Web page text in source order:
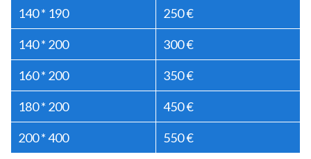
140 * 190 250 €
140 * 200 300 €
160 * 200 350 €
180 * 200 450 €
200 * 400 550 €